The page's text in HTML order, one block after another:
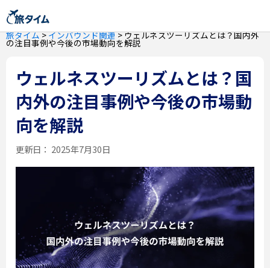
旅タイム>インバウンド関連>ウェルネスツーリズムとは？国内外
の注目事例や今後の市場動向を解説
ウェルネスツーリズムとは？国
内外の注目事例や今後の市場動
向を解説
更新日： 2025年7月30日